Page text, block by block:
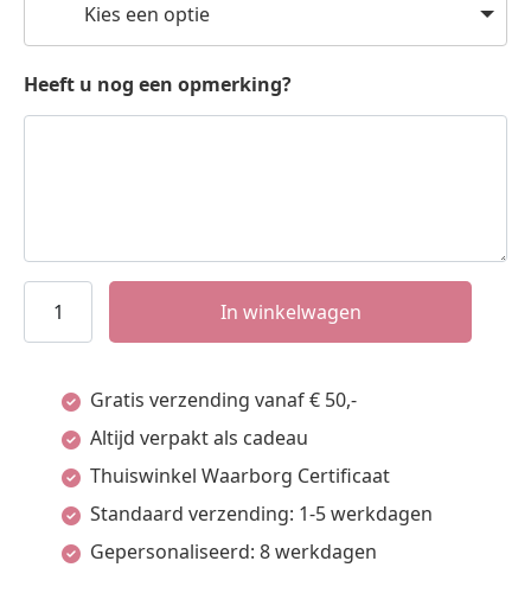
Kies een optie
Heeft u nog een opmerking?
Names4ever
Small
Initiaal
Hanger
Zilver
In winkelwagen
Gratis verzending vanaf € 50,-
Altijd verpakt als cadeau
Thuiswinkel Waarborg Certificaat
Standaard verzending: 1-5 werkdagen
Gepersonaliseerd: 8 werkdagen